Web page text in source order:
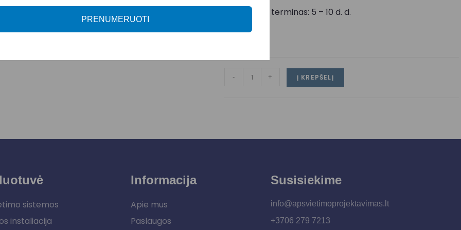
Pristatymo terminas: 5 – 10 d. d.
- + Į KREPŠELĮ
sistemos
instaliacija
Informacija
Apie mus
Paslaugos
Susisiekime
info@apsvietimoprojektavimas.lt
+3706 279 7213
PRENUMERUOTI